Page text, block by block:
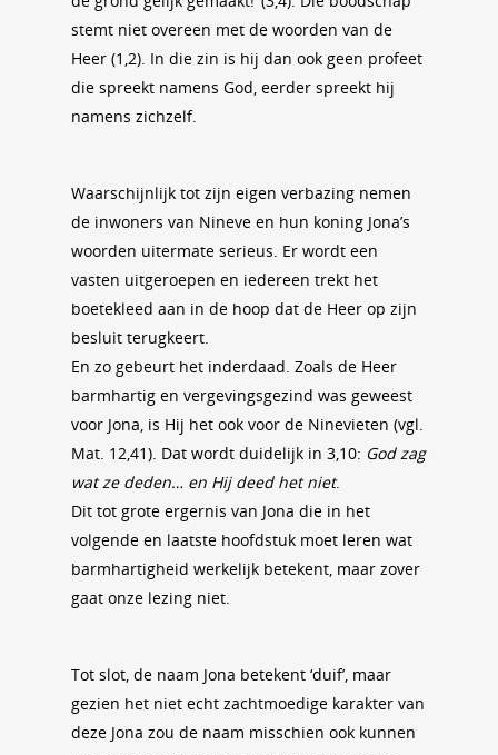
stemt niet overeen met de woorden van de
Heer (1,2). In die zin is hij dan ook geen profeet
die spreekt namens God, eerder spreekt hij
namens zichzelf.
Waarschijnlijk tot zijn eigen verbazing nemen
de inwoners van Nineve en hun koning Jona’s
woorden uitermate serieus. Er wordt een
vasten uitgeroepen en iedereen trekt het
boetekleed aan in de hoop dat de Heer op zijn
besluit terugkeert.
En zo gebeurt het inderdaad. Zoals de Heer
barmhartig en vergevingsgezind was geweest
voor Jona, is Hij het ook voor de Ninevieten (vgl.
Mat. 12,41). Dat wordt duidelijk in 3,10: God zag
wat ze deden… en Hij deed het niet.
Dit tot grote ergernis van Jona die in het
volgende en laatste hoofdstuk moet leren wat
barmhartigheid werkelijk betekent, maar zover
gaat onze lezing niet.
Tot slot, de naam Jona betekent ‘duif’, maar
gezien het niet echt zachtmoedige karakter van
deze Jona zou de naam misschien ook kunnen